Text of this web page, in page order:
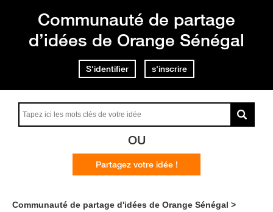
Communauté de partage
d’idées de Orange Sénégal
S'identifier s'inscrire
OU
Partagez votre idée !
Communauté de partage d'idées de Orange Sénégal